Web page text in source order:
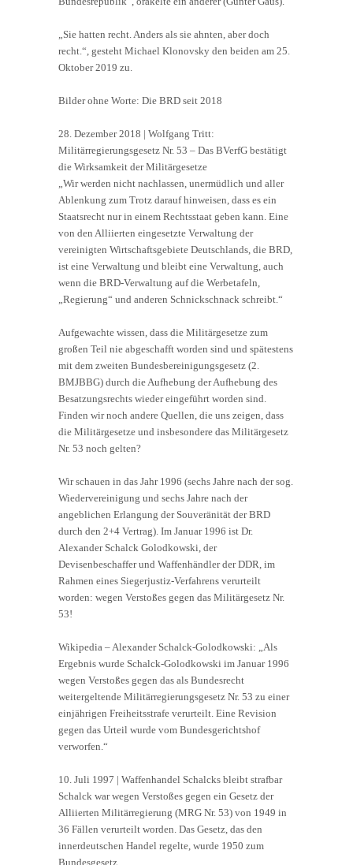
„Sie hatten recht. Anders als sie ahnten, aber doch
recht.“, gesteht Michael Klonovsky den beiden am 25.
Oktober 2019 zu.
Bilder ohne Worte: Die BRD seit 2018
28. Dezember 2018 | Wolfgang Tritt:
Militärregierungsgesetz Nr. 53 – Das BVerfG bestätigt
die Wirksamkeit der Militärgesetze
„Wir werden nicht nachlassen, unermüdlich und aller
Ablenkung zum Trotz darauf hinweisen, dass es ein
Staatsrecht nur in einem Rechtsstaat geben kann. Eine
von den Alliierten eingesetzte Verwaltung der
vereinigten Wirtschaftsgebiete Deutschlands, die BRD,
ist eine Verwaltung und bleibt eine Verwaltung, auch
wenn die BRD-Verwaltung auf die Werbetafeln,
„Regierung“ und anderen Schnickschnack schreibt.“
Aufgewachte wissen, dass die Militärgesetze zum
großen Teil nie abgeschafft worden sind und spätestens
mit dem zweiten Bundesbereinigungsgesetz (2.
BMJBBG) durch die Aufhebung der Aufhebung des
Besatzungsrechts wieder eingeführt worden sind.
Finden wir noch andere Quellen, die uns zeigen, dass
die Militärgesetze und insbesondere das Militärgesetz
Nr. 53 noch gelten?
Wir schauen in das Jahr 1996 (sechs Jahre nach der sog.
Wiedervereinigung und sechs Jahre nach der
angeblichen Erlangung der Souveränität der BRD
durch den 2+4 Vertrag). Im Januar 1996 ist Dr.
Alexander Schalck Golodkowski, der
Devisenbeschaffer und Waffenhändler der DDR, im
Rahmen eines Siegerjustiz-Verfahrens verurteilt
worden: wegen Verstoßes gegen das Militärgesetz Nr.
53!
Wikipedia – Alexander Schalck-Golodkowski: „Als
Ergebnis wurde Schalck-Golodkowski im Januar 1996
wegen Verstoßes gegen das als Bundesrecht
weitergeltende Militärregierungsgesetz Nr. 53 zu einer
einjährigen Freiheitsstrafe verurteilt. Eine Revision
gegen das Urteil wurde vom Bundesgerichtshof
verworfen.“
10. Juli 1997 | Waffenhandel Schalcks bleibt strafbar
Schalck war wegen Verstoßes gegen ein Gesetz der
Alliierten Militärregierung (MRG Nr. 53) von 1949 in
36 Fällen verurteilt worden. Das Gesetz, das den
innerdeutschen Handel regelte, wurde 1950 zum
Bundesgesetz.